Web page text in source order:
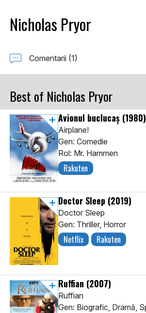
Nicholas Pryor
Comentarii (1)
Best of Nicholas Pryor
Avionul buclucaș (1980)
Airplane!
Gen: Comedie
Rol: Mr. Hammen
Rakuten
Doctor Sleep (2019)
Doctor Sleep
Gen: Thriller, Horror
Netflix Rakuten
Ruffian (2007)
Ruffian
Gen: Biografic, Dramă,